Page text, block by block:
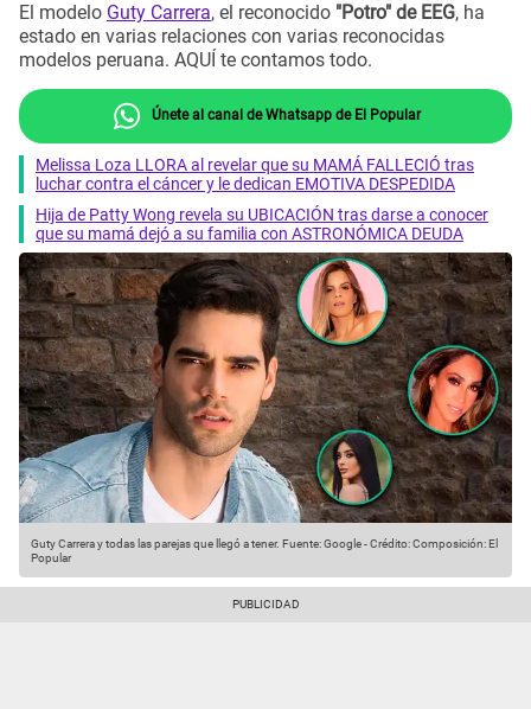
El modelo Guty Carrera, el reconocido "Potro" de EEG, ha
estado en varias relaciones con varias reconocidas
modelos peruana. AQUÍ te contamos todo.
Únete al canal de Whatsapp de El Popular
Melissa Loza LLORA al revelar que su MAMÁ FALLECIÓ tras
luchar contra el cáncer y le dedican EMOTIVA DESPEDIDA
Hija de Patty Wong revela su UBICACIÓN tras darse a conocer
que su mamá dejó a su familia con ASTRONÓMICA DEUDA
Guty Carrera y todas las parejas que llegó a tener. Fuente: Google-Crédito: Composición: El
Popular